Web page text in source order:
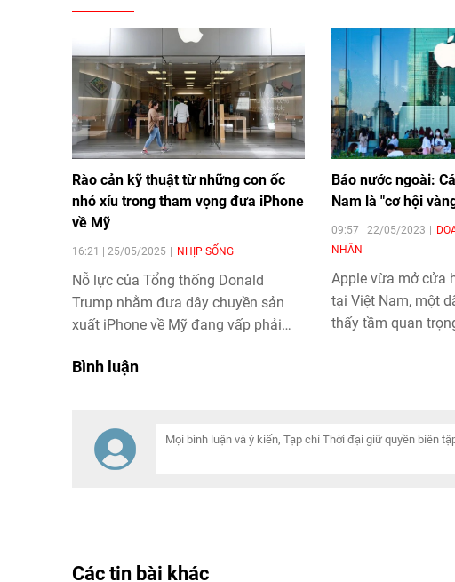
Rào cản kỹ thuật từ những con ốc
nhỏ xíu trong tham vọng đưa iPhone
về Mỹ
16:21 | 25/05/2025 NHỊP SỐNG
Nỗ lực của Tổng thống Donald
Trump nhằm đưa dây chuyền sản
xuất iPhone về Mỹ đang vấp phải
Một trong những khó khăn tưởng
chừng nhỏ nhất lại là vấn đề tự động
nhỏ xíu - chi tiết được giới chuyên
gia nhận định là mang tính biểu
Báo nước ngoài:
Nam là "cơ hội
09:57 | 22/05/2023
NHÂN
Apple vừa mở cửa
tại Việt Nam, một
thấy tầm quan
Bình luận
Các tin bài khác